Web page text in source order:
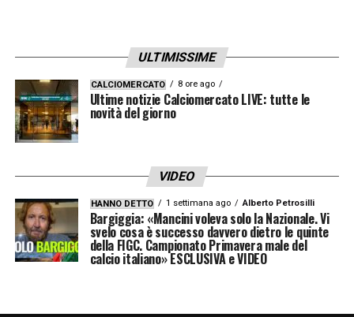
ULTIMISSIME
CALCIOMERCATO 8 ore ago
Ultime notizie Calciomercato LIVE: tutte le
novità del giorno
VIDEO
HANNO DETTO 1 settimana ago Alberto Petrosilli
Bargiggia: «Mancini voleva solo la Nazionale. Vi
svelo cosa è successo davvero dietro le quinte
della FIGC. Campionato Primavera male del
calcio italiano» ESCLUSIVA e VIDEO